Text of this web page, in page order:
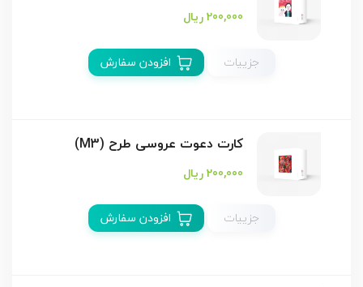
200,000 ریال
جزییات افزودن سفارش
کارت دعوت عروسی طرح (M3)
200,000 ریال
جزییات افزودن سفارش